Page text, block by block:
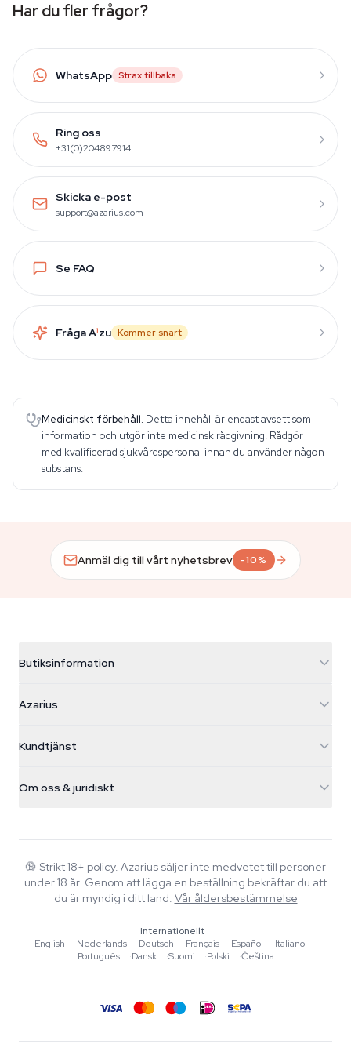
Har du fler frågor?
WhatsApp Strax tillbaka
Ring oss
+31(0)204897914
Skicka e-post
support@azarius.com
Se FAQ
Fråga Aizu Kommer snart
Medicinskt förbehåll. Detta innehåll är endast avsett som
information och utgör inte medicinsk rådgivning. Rådgör
med kvalificerad sjukvårdspersonal innan du använder någon
substans.
Anmäl dig till vårt nyhetsbrev -10%
Butiksinformation
Galvaniweg 11
Nederland
+31(0)204897914
Azarius
Magiska svampar
Smokeshop
Kundtjänst
Returpolicy
Vanliga frågor
Integritetspolicy
Om oss & juridiskt
Wiki
Blog
Musik
Redaktionella standarder
Verktyg & Kalkylatorer
🔞 Strikt 18+ policy. Azarius säljer inte medvetet till personer
under 18 år. Genom att lägga en beställning bekräftar du att
du är myndig i ditt land. Vår åldersbestämmelse
Internationellt
English
·Nederlands ·Deutsch ·Français ·Español ·Italiano
·
Português
·Dansk ·Suomi ·Polski ·Čeština